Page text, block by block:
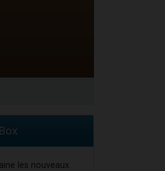
les nouveaux